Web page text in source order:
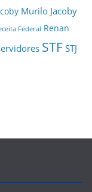
Murilo Jacoby
Federal Renan
STF STJ